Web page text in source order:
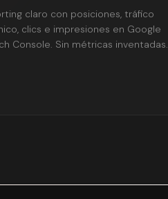
claro con posiciones, tráfico
clics e impresiones en Google
Console. Sin métricas inventadas.